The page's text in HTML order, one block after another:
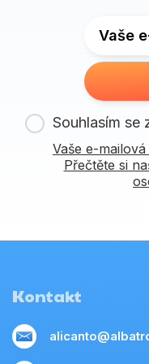
Vaše
Souhlasím se
Vaše e-
Přečtěte si
Kontakt